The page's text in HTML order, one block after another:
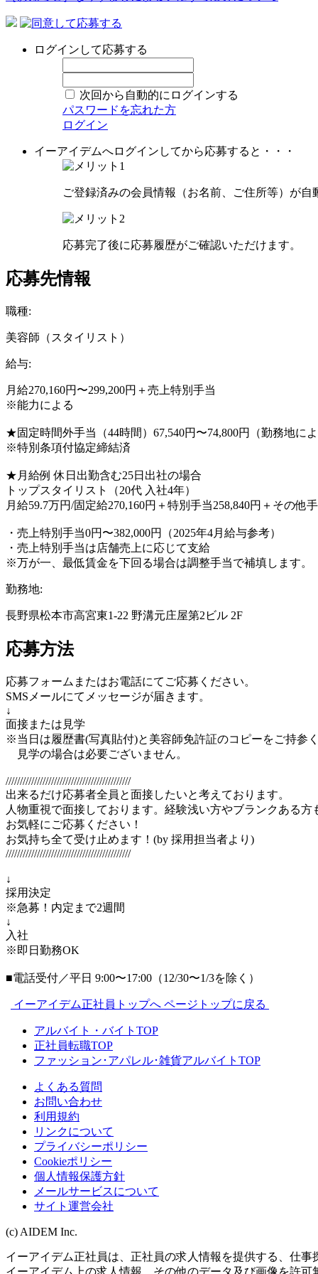
ログインして応募する
次回から自動的にログインする
パスワードを忘れた方
ログイン
イーアイデムへログインしてから応募すると・・・
ご登録済みの会員情報（お名前、ご住所等）が自
応募完了後に応募履歴がご確認いただけます。
応募先情報
職種:
美容師（スタイリスト）
給与:
月給270,160円〜299,200円＋売上特別手当
※能力による
★固定時間外手当（44時間）67,540円〜74,800円（勤務地に
※特別条項付協定締結済
★月給例 休日出勤含む25日出社の場合
トップスタイリスト（20代 入社4年）
月給59.7万円/固定給270,160円＋特別手当258,840円＋その他
・売上特別手当0円〜382,000円（2025年4月給与参考）
・売上特別手当は店舗売上に応じて支給
※万が一、最低賃金を下回る場合は調整手当で補填します。
勤務地:
長野県松本市高宮東1-22 野溝元庄屋第2ビル 2F
応募方法
応募フォームまたはお電話にてご応募ください。
SMSメールにてメッセージが届きます。
↓
面接または見学
※当日は履歴書(写真貼付)と美容師免許証のコピーをご持参く
見学の場合は必要ございません。
////////////////////////////////////////////
出来るだけ応募者全員と面接したいと考えております。
人物重視で面接しております。経験浅い方やブランクある方
お気軽にご応募ください！
お気持ち全て受け止めます！(by 採用担当者より)
////////////////////////////////////////////
↓
採用決定
※急募！内定まで2週間
↓
入社
※即日勤務OK
■電話受付／平日 9:00〜17:00（12/30〜1/3を除く）
イーアイデム正社員トップへ ページトップに戻る
アルバイト・バイトTOP
正社員転職TOP
ファッション･アパレル･雑貨アルバイトTOP
よくある質問
お問い合わせ
利用規約
リンクについて
プライバシーポリシー
Cookieポリシー
個人情報保護方針
メールサービスについて
サイト運営会社
(c) AIDEM Inc.
イーアイデム正社員は、正社員の求人情報を提供する、仕事
イーアイデム上の求人情報、その他のデータ及び画像を許可